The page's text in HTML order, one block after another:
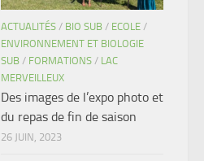
ACTUALITÉS / BIO SUB / ECOLE /
ENVIRONNEMENT ET BIOLOGIE
SUB / FORMATIONS / LAC
MERVEILLEUX
Des images de l’expo photo et
du repas de fin de saison
26 JUIN, 2023